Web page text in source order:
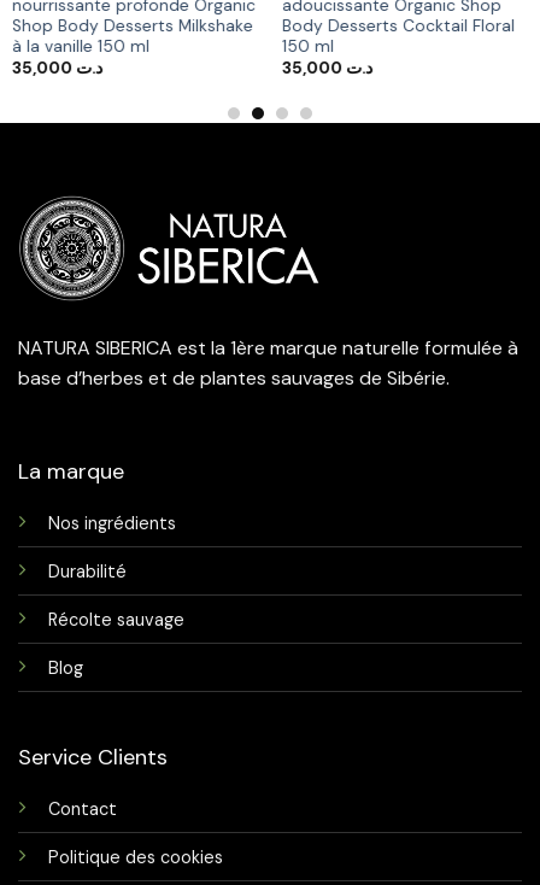
nourrissante profonde Organic
Shop Body Desserts Milkshake
à la vanille 150 ml
د.ت 35,000
adoucissante Organic Shop
Body Desserts Cocktail Floral
150 ml
د.ت 35,000
NATURA SIBERICA est la 1ère marque naturelle formulée à
base d’herbes et de plantes sauvages de Sibérie.
La marque
Nos ingrédients
Durabilité
Récolte sauvage
Blog
Service Clients
Contact
Politique des cookies